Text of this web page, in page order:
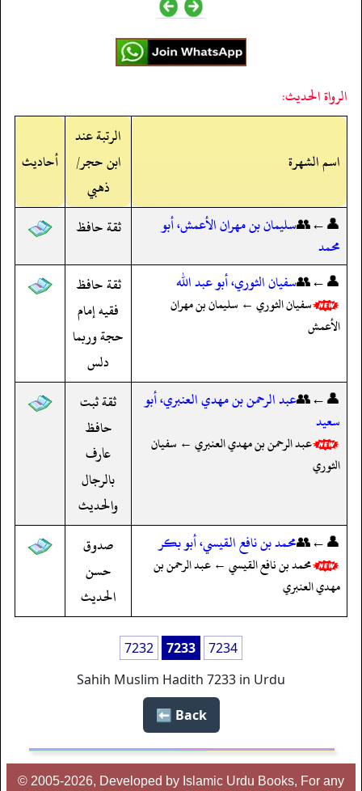
الرواة الحديث:
اسم الشهرة
الرتبة عند
ابن حجر/
ذهبي
أحاديث
👤←👥سليمان بن مهران الأعمش، أبو
محمد
ثقة حافظ
👤←👥سفيان الثوري، أبو عبد الله
سفيان الثوري ← سليمان بن مهران
الأعمش
ثقة حافظ
فقيه إمام
حجة وربما
دلس
👤←👥عبد الرحمن بن مهدي العنبري، أبو
سعيد
عبد الرحمن بن مهدي العنبري ← سفيان
الثوري
ثقة ثبت
حافظ
عارف
بالرجال
والحديث
👤←👥محمد بن نافع القيسي، أبو بكر
محمد بن نافع القيسي ← عبد الرحمن بن
مهدي العنبري
صدوق
حسن
الحديث
7232 7233
7234
Sahih Muslim Hadith 7233 in Urdu
Back ⬅️
© 2005-2026, Developed by Islamic Urdu Books, For any